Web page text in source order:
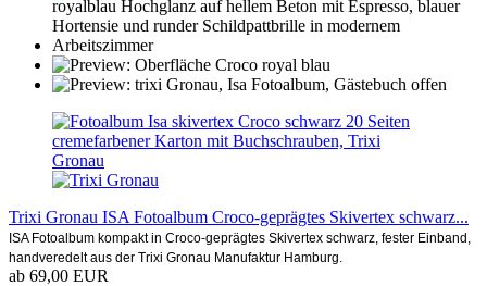
Trixi Gronau ISA Fotoalbum Croco-geprägtes Skivertex schwarz...
ISA Fotoalbum kompakt in Croco-geprägtes Skivertex schwarz, fester Einband,
handveredelt aus der Trixi Gronau Manufaktur Hamburg.
ab 69,00 EUR